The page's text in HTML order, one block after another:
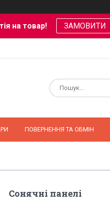
на товар! ЗАМОВИТИ
ПОВЕРНЕННЯ ТА ОБМІН
Сонячні панелі